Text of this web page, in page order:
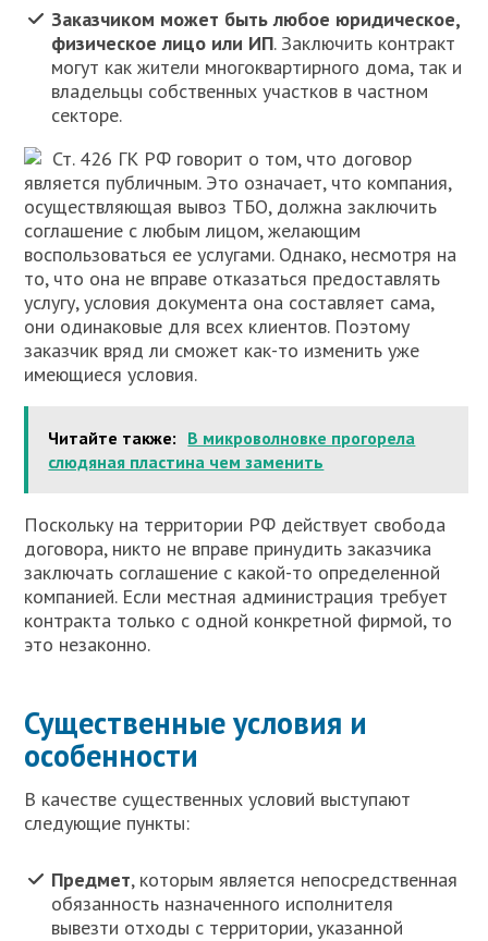
Заказчиком может быть любое юридическое,
физическое лицо или ИП. Заключить контракт
могут как жители многоквартирного дома, так и
владельцы собственных участков в частном
секторе.
Ст. 426 ГК РФ говорит о том, что договор
является публичным. Это означает, что компания,
осуществляющая вывоз ТБО, должна заключить
соглашение с любым лицом, желающим
воспользоваться ее услугами. Однако, несмотря на
то, что она не вправе отказаться предоставлять
услугу, условия документа она составляет сама,
они одинаковые для всех клиентов. Поэтому
заказчик вряд ли сможет как-то изменить уже
имеющиеся условия.
Читайте также: В микроволновке прогорела
слюдяная пластина чем заменить
Поскольку на территории РФ действует свобода
договора, никто не вправе принудить заказчика
заключать соглашение с какой-то определенной
компанией. Если местная администрация требует
контракта только с одной конкретной фирмой, то
это незаконно.
Существенные условия и
особенности
В качестве существенных условий выступают
следующие пункты:
Предмет, которым является непосредственная
обязанность назначенного исполнителя
вывезти отходы с территории, указанной